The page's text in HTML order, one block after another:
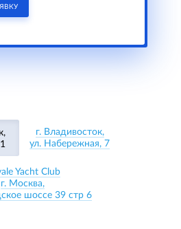
г. Владивосток,
ул. Набережная, 7
Yacht Club
г. Москва,
шоссе 39 стр 6